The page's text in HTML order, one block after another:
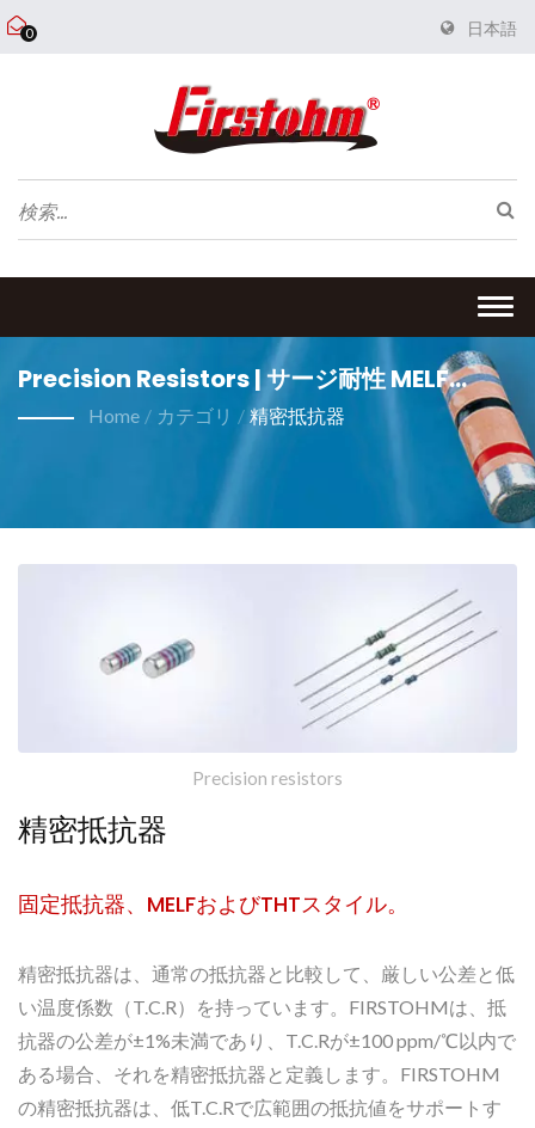
0 日本語
Precision Resistors | サージ耐性 MELF
Resistor メーカー | FIRSTOHM
Home / カテゴリ / 精密抵抗器
Precision resistors
精密抵抗器
固定抵抗器、MELFおよびTHTスタイル。
精密抵抗器は、通常の抵抗器と比較して、厳しい公差と低
い温度係数（T.C.R）を持っています。FIRSTOHMは、抵
抗器の公差が±1%未満であり、T.C.Rが±100 ppm/℃以内で
ある場合、それを精密抵抗器と定義します。FIRSTOHM
の精密抵抗器は、低T.C.Rで広範囲の抵抗値をサポートす